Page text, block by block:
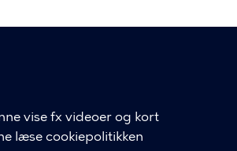
vise fx videoer og kort
læse cookiepolitikken